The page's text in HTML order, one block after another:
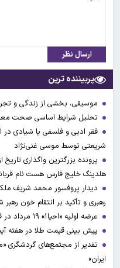
ارسال نظر
پربیننده ترین
موسیقی، بخشی از زندگی و
تحلیل شرایط اساسی صحت معاملات در
فقر ادبی و فلسفی یا شیادی در
شریعتی توسط موسی غنی‌نژاد
پرونده بزرگترین واگذاری
هلدینگ خلیج فارس هست نام
دیدار پروفسور محمد شریف
رهبری و تأکید بر انتقام خون رهبر
عرضه اولیه «احیا۱» ۱۹ مرداد در فرابورس
پیش بینی قیمت طلا در هفته
تقدیر از مجتمع‌های گردشگری
ایران»